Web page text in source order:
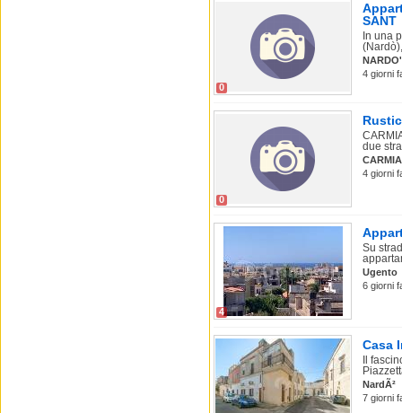
0
SANT
In una
4 giorni
0
due
4 giorni
4
Su
Ugento
6 giorni
Casa
Il
NardÃ²
7 giorni